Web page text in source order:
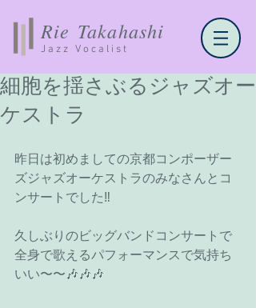
Rie Takahashi
Jazz Vocalist
細胞を揺さぶるジャズオー
ケストラ
昨日は初めましての京都コンポーザー
ズジャズオーケストラのみなさんとコ
ンサートでした‼️
久しぶりのビッグバンドコンサートで
全身で歌えるパフォーマンスで気持ち
いい〜〜🎶🎶🎶